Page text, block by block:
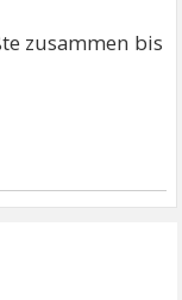
zusammen bis